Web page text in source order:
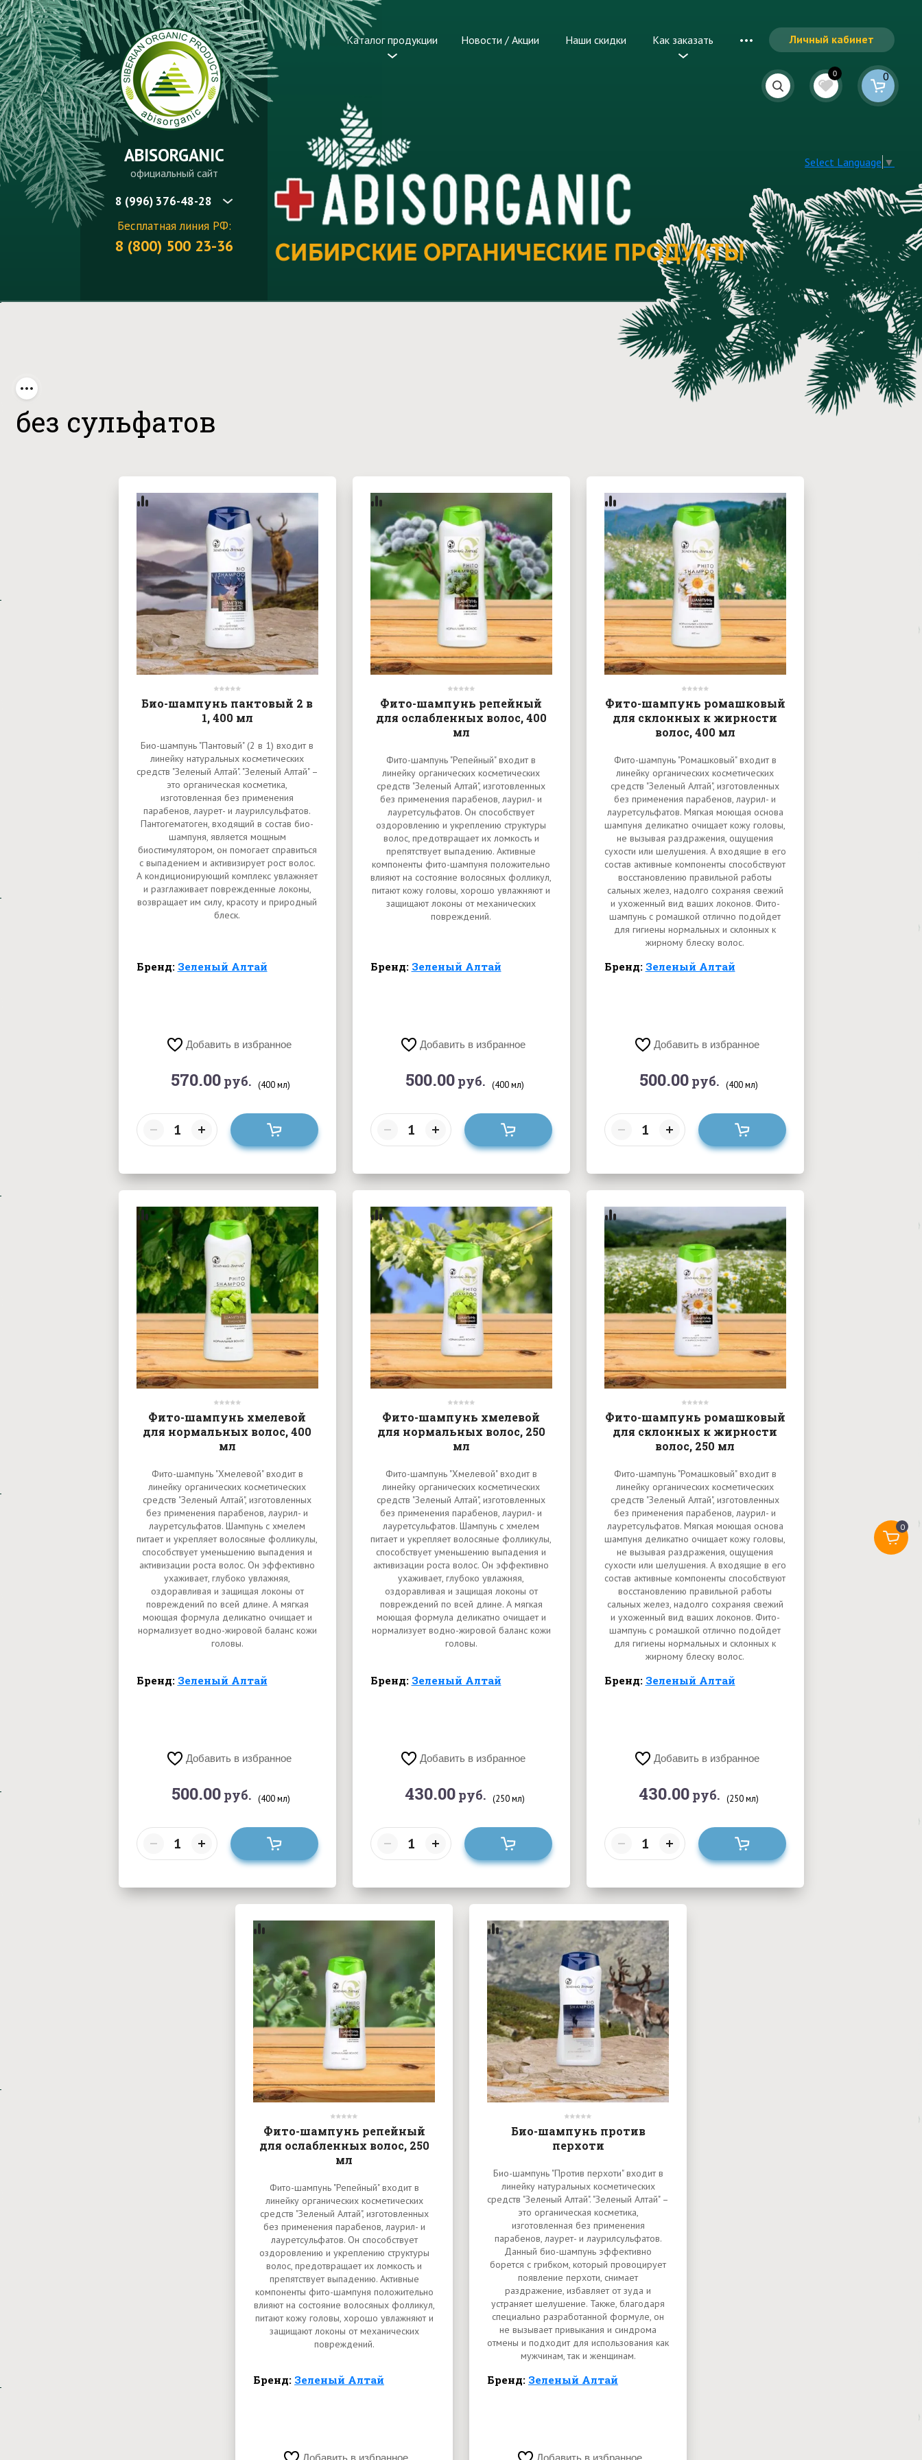
ABISORGANIC
официальный сайт
8 (996) 376-48-28
Бесплатная линия РФ:
8 (800) 500 23-36
Каталог продукции Новости / Акции Наши скидки Как заказать Личный кабинет
0 0
Select Language ▼
сульфатов
без сульфатов
Био-шампунь пантовый 2 в
1, 400 мл
Био-шампунь "Пантовый" (2 в 1) входит в
линейку натуральных косметических
средств "Зеленый Алтай". "Зеленый Алтай" –
это органическая косметика,
изготовленная без применения
парабенов, лаурет- и лаурилсульфатов.
Пантогематоген, входящий в состав био-
шампуня, является мощным
биостимулятором, он помогает справиться
с выпадением и активизирует рост волос.
А кондиционирующий комплекс увлажняет
и разглаживает поврежденные локоны,
возвращает им силу, красоту и природный
блеск.
Бренд: Зеленый Алтай
Добавить в избранное
570.00 руб. (400 мл)
Фито-шампунь репейный
для ослабленных волос, 400
мл
Фито-шампунь "Репейный" входит в
линейку органических косметических
средств "Зеленый Алтай", изготовленных
без применения парабенов, лаурил- и
лауретсульфатов. Он способствует
оздоровлению и укреплению структуры
волос, предотвращает их ломкость и
препятствует выпадению. Активные
компоненты фито-шампуня положительно
влияют на состояние волосяных фолликул,
питают кожу головы, хорошо увлажняют и
защищают локоны от механических
повреждений.
Бренд: Зеленый Алтай
Добавить в избранное
500.00руб. (400 мл)
Фито-шампунь ромашковый
для склонных к жирности
волос, 400 мл
Фито-шампунь "Ромашковый" входит в
линейку органических косметических
средств "Зеленый Алтай", изготовленных
без применения парабенов, лаурил- и
лауретсульфатов. Мягкая моющая основа
шампуня деликатно очищает кожу головы,
не вызывая раздражения, ощущения
сухости или шелушения. А входящие в его
состав активные компоненты способствуют
восстановлению правильной работы
сальных желез, надолго сохраняя свежий
и ухоженный вид ваших локонов. Фито-
шампунь с ромашкой отлично подойдет
для гигиены нормальных и склонных к
жирному блеску волос.
Бренд: Зеленый Алтай
Добавить в избранное
500.00руб. (400 мл)
Фито-шампунь хмелевой
для нормальных волос, 400
мл
Фито-шампунь "Хмелевой" входит в
линейку органических косметических
средств "Зеленый Алтай", изготовленных
без применения парабенов, лаурил- и
лауретсульфатов. Шампунь с хмелем
питает и укрепляет волосяные фолликулы,
способствует уменьшению выпадения и
активизации роста волос. Он эффективно
ухаживает, глубоко увлажняя,
оздоравливая и защищая локоны от
повреждений по всей длине. А мягкая
моющая формула деликатно очищает и
нормализует водно-жировой баланс кожи
головы.
Бренд: Зеленый Алтай
Добавить в избранное
500.00руб. (400 мл)
Фито-шампунь хмелевой
для нормальных волос, 250
мл
Фито-шампунь "Хмелевой" входит в
линейку органических косметических
средств "Зеленый Алтай", изготовленных
без применения парабенов, лаурил- и
лауретсульфатов. Шампунь с хмелем
питает и укрепляет волосяные фолликулы,
способствует уменьшению выпадения и
активизации роста волос. Он эффективно
ухаживает, глубоко увлажняя,
оздоравливая и защищая локоны от
повреждений по всей длине. А мягкая
моющая формула деликатно очищает и
нормализует водно-жировой баланс кожи
головы.
Бренд: Зеленый Алтай
Добавить в избранное
430.00руб. (250 мл)
Фито-шампунь ромашковый
для склонных к жирности
волос, 250 мл
Фито-шампунь "Ромашковый" входит в
линейку органических косметических
средств "Зеленый Алтай", изготовленных
без применения парабенов, лаурил- и
лауретсульфатов. Мягкая моющая основа
шампуня деликатно очищает кожу головы,
не вызывая раздражения, ощущения
сухости или шелушения. А входящие в его
состав активные компоненты способствуют
восстановлению правильной работы
сальных желез, надолго сохраняя свежий
и ухоженный вид ваших локонов. Фито-
шампунь с ромашкой отлично подойдет
для гигиены нормальных и склонных к
жирному блеску волос.
Бренд: Зеленый Алтай
Добавить в избранное
430.00руб. (250 мл)
Фито-шампунь репейный
для ослабленных волос, 250
мл
Фито-шампунь "Репейный" входит в
линейку органических косметических
средств "Зеленый Алтай", изготовленных
без применения парабенов, лаурил- и
лауретсульфатов. Он способствует
оздоровлению и укреплению структуры
волос, предотвращает их ломкость и
препятствует выпадению. Активные
компоненты фито-шампуня положительно
влияют на состояние волосяных фолликул,
питают кожу головы, хорошо увлажняют и
защищают локоны от механических
повреждений.
Бренд: Зеленый Алтай
Добавить в избранное
Био-шампунь против
перхоти
Био-шампунь "Против перхоти" входит в
линейку натуральных косметических
средств "Зеленый Алтай". "Зеленый Алтай" –
это органическая косметика,
изготовленная без применения
парабенов, лаурет- и лаурилсульфатов.
Данный био-шампунь эффективно
борется с грибком, который провоцирует
появление перхоти, снимает
раздражение, избавляет от зуда и
устраняет шелушение. Также, благодаря
специально разработанной формуле, он
не вызывает привыкания и синдрома
отмены и подходит для использования как
мужчинам, так и женщинам.
Бренд: Зеленый Алтай
Добавить в избранное
0